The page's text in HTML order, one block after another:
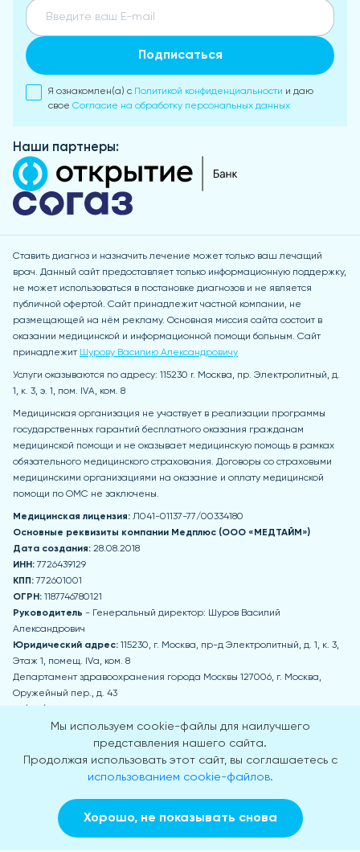
Подписаться
Я ознакомлен(а) с Политикой конфиденциальности и даю
свое Согласие на обработку персональных данных
Наши партнеры:
Ставить диагноз и назначить лечение может только ваш лечащий
врач. Данный сайт предоставляет только информационную поддержку,
не может использоваться в постановке диагнозов и не является
публичной офертой. Сайт принадлежит частной компании, не
размещающей на нём рекламу. Основная миссия сайта состоит в
оказании медицинской и информационной помощи больным. Сайт
принадлежит Шурову Василию Александровичу
Услуги оказываются по адресу: 115230 r. Москва, пр. Электролитный, д.
1, к. 3, э. 1, пом. IVA, ком. 8
Медицинская организация не участвует в реализации программы
государственных гарантий бесплатного оказания гражданам
медицинской помощи и не оказывает медицинскую помощь в рамках
обязательного медицинского страхования. Договоры со страховыми
медицинскими организациями на оказание и оплату медицинской
помощи по ОМС не заключены.
Медицинская лицензия: Л041-01137-77/00334180
Основные реквизиты компании Медплюс (ООО «МЕДТАЙМ»)
Дата создания: 28.08.2018
ИНН:7726439129
КПП:772601001
ОГРН: 1187746780121
Руководитель - Генеральный директор: Шуров Василий
Александрович
Юридический адрес: 115230, г. Москва, пр-д Электролитный, д. 1, к. 3,
Этаж 1, помещ. IVа, ком. 8
Департамент здравоохранения города Москвы 127006, г. Москва,
Оружейный пер., д. 43
zdrav@mos.ru
Пн-Чт: 8:00-17:00 Пт: 8:00-15:45 Обед: 12:30-13:15 Сб, Вс - выходные дни
Приемная Департамента здравоохранения города Москвы
Пн-Чт: 9:00-18:00 Пт: 9:00-16:45 Обед: 13:30-14:30 Сб, Вс - выходные дни
© 2018-2026
Мы используем cookie-файлы для наилучшего
представления нашего сайта.
Продолжая использовать этот сайт, вы соглашаетесь с
использованием cookie-файлов.
Хорошо, не показывать снова
Заказать звонок Вызвать врача на дом